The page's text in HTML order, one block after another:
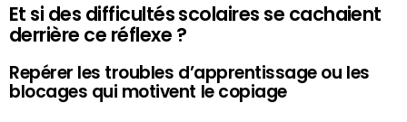
Et si des difficultés scolaires se cachaient
derrière ce réflexe ?
Repérer les troubles d’apprentissage ou les
blocages qui motivent le copiage